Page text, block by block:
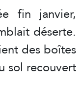
fin janvier,
déserte.
des boîtes
sol recouvert